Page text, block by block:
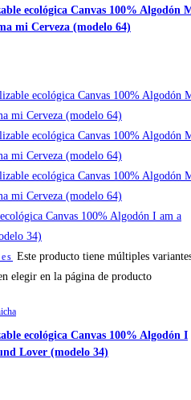
ecológica Canvas 100% Algodón
mi Cerveza (modelo 64)
Este producto tiene múltiples
elegir en la página de producto
ecológica Canvas 100% Algodón I
Lover (modelo 34)